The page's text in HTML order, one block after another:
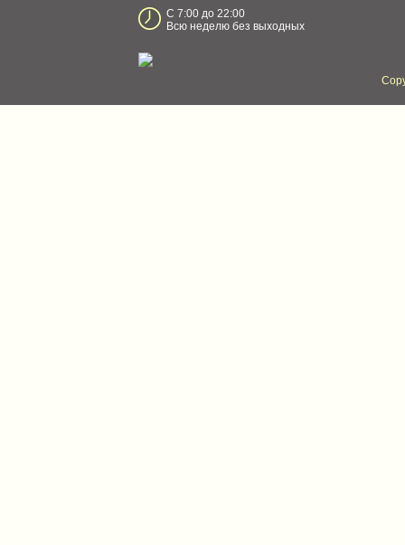
С 7:00 до 22:00
Всю неделю без выходных